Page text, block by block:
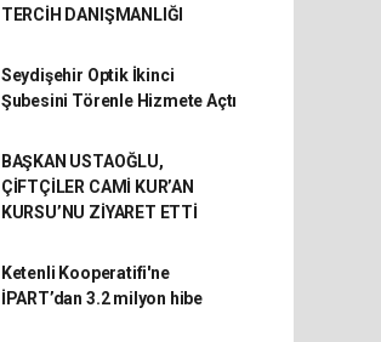
TERCİH DANIŞMANLIĞI
Seydişehir Optik İkinci
Şubesini Törenle Hizmete Açtı
BAŞKAN USTAOĞLU,
ÇİFTÇİLER CAMİ KUR’AN
KURSU’NU ZİYARET ETTİ
Ketenli Kooperatifi'ne
İPART’dan 3.2 milyon hibe